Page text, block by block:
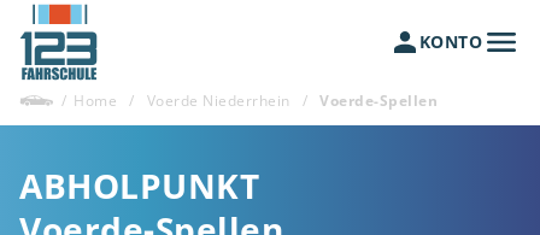
KONTO
/ Home / Voerde Niederrhein / Voerde-Spellen
ABHOLPUNKT